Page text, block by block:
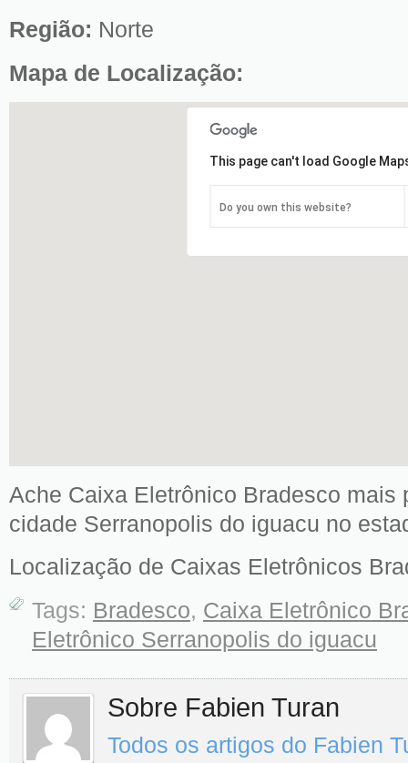
Região: Norte
Mapa de Localização:
This page can't load Google
Do you own this website?
Ache Caixa Eletrônico Bradesco mais
cidade Serranopolis do iguacu no
Localização de Caixas Eletrônicos
Tags: Bradesco, Caixa Eletrônico
Eletrônico Serranopolis do iguacu
Sobre Fabien Turan
Todos os artigos do Fabien